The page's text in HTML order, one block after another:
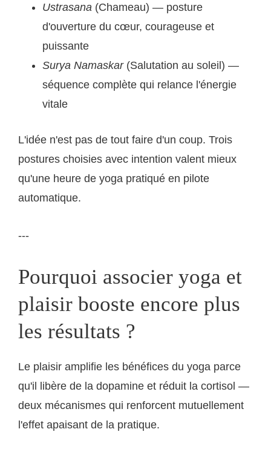
Ustrasana (Chameau) — posture
d'ouverture du cœur, courageuse et
puissante
Surya Namaskar(Salutation au soleil) —
séquence complète qui relance l'énergie
vitale
L'idée n'est pas de tout faire d'un coup. Trois
postures choisies avec intention valent mieux
qu'une heure de yoga pratiqué en pilote
automatique.
---
Pourquoi associer yoga et
plaisir booste encore plus
les résultats ?
Le plaisir amplifie les bénéfices du yoga parce
qu'il libère de la dopamine et réduit la cortisol —
deux mécanismes qui renforcent mutuellement
l'effet apaisant de la pratique.